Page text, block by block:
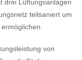
drei Lüftungsanlagen
teilsaniert um
von